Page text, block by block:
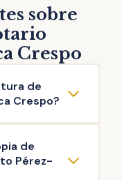
sobre
Crespo
de
Crespo?
original
de
Pérez-